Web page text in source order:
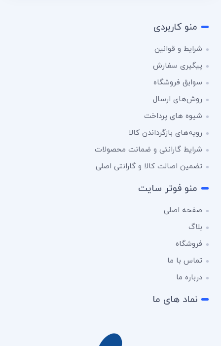
منو کاربردی
شرایط و قوانین
پیگیری سفارش
سوابق فروشگاه
روش‌های ارسال
شیوه های پرداخت
رویه‌های بازگرداندن کالا
شرایط گارانتی و ضمانت محصولات
تضمین اصالت کالا و گارانتی اصلی
منو فوتر سایت
صفحه اصلی
بلاگ
فروشگاه
تماس با ما
درباره ما
نماد های ما